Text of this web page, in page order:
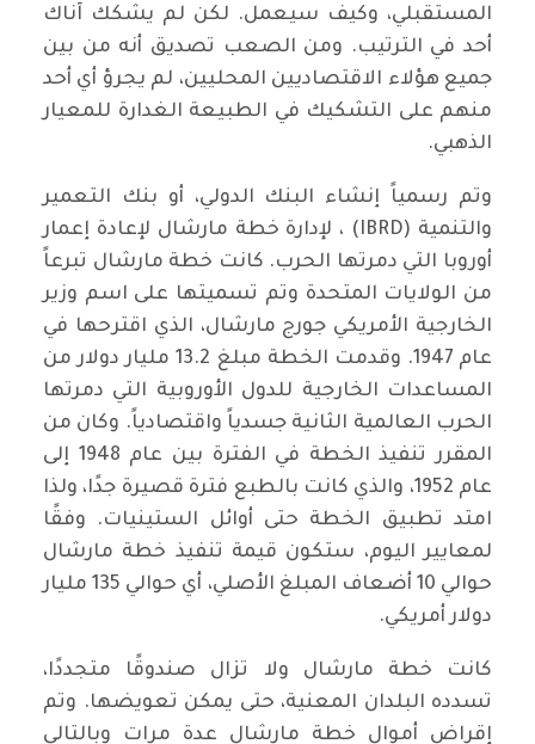
المستقبلي، وكيف سيعمل. لكن لم يشكك آناك
أحد في الترتيب. ومن الصعب تصديق أنه من بين
جميع هؤلاء الاقتصاديين المحليين، لم يجرؤ أي أحد
منهم على التشكيك في الطبيعة الغدارة للمعيار
الذهبي.
وتم رسمياً إنشاء البنك الدولي، أو بنك التعمير
والتنمية (IBRD) ، لإدارة خطة مارشال لإعادة إعمار
أوروبا التي دمرتها الحرب. كانت خطة مارشال تبرعاً
من الولايات المتحدة وتم تسميتها على اسم وزير
الخارجية الأمريكي جورج مارشال، الذي اقترحها في
عام 1947. وقدمت الخطة مبلغ 13.2 مليار دولار من
المساعدات الخارجية للدول الأوروبية التي دمرتها
الحرب العالمية الثانية جسدياً واقتصادياً. وكان من
المقرر تنفيذ الخطة في الفترة بين عام 1948 إلى
عام 1952، والذي كانت بالطبع فترة قصيرة جدًا، ولذا
امتد تطبيق الخطة حتى أوائل الستينيات. وفقًا
لمعايير اليوم، ستكون قيمة تنفيذ خطة مارشال
حوالي 10 أضعاف المبلغ الأصلي، أي حوالي 135 مليار
دولار أمريكي.
كانت خطة مارشال ولا تزال صندوقًا متجددًا،
تسدده البلدان المعنية، حتى يمكن تعويضها. وتم
إقراض أموال خطة مارشال عدة مرات وبالتالي